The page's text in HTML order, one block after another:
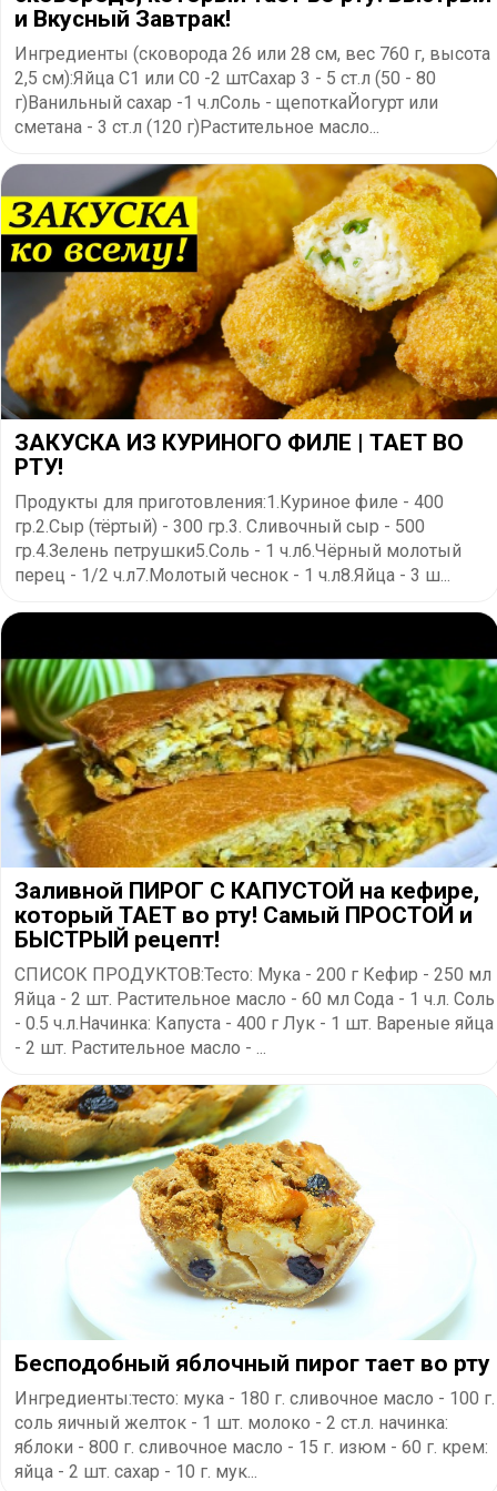
и Вкусный Завтрак!
Ингредиенты (сковорода 26 или 28 см, вес 760 г, высота
2,5 см):Яйца С1 или С0 -2 штСахар 3 - 5 ст.л (50 - 80
г)Ванильный сахар -1 ч.лСоль - щепоткаЙогурт или
сметана - 3 ст.л (120 г)Растительное масло...
ЗАКУСКА ИЗ КУРИНОГО ФИЛЕ | ТАЕТ ВО
РТУ!
Продукты для приготовления:1.Куриное филе - 400
гр.2.Сыр (тёртый) - 300 гр.3. Сливочный сыр - 500
гр.4.Зелень петрушки5.Соль - 1 ч.л6.Чёрный молотый
перец - 1/2 ч.л7.Молотый чеснок - 1 ч.л8.Яйца - 3 ш...
Заливной ПИРОГ С КАПУСТОЙ на кефире,
который ТАЕТ во рту! Самый ПРОСТОЙ и
БЫСТРЫЙ рецепт!
СПИСОК ПРОДУКТОВ:Тесто: Мука - 200 г Кефир - 250 мл
Яйца - 2 шт. Растительное масло - 60 мл Сода - 1 ч.л. Соль
- 0.5 ч.л.Начинка: Капуста - 400 г Лук - 1 шт. Вареные яйца
- 2 шт. Растительное масло - ...
Бесподобный яблочный пирог тает во рту
Ингредиенты:тесто: мука - 180 г. сливочное масло - 100 г.
соль яичный желток - 1 шт. молоко - 2 ст.л. начинка:
яблоки - 800 г. сливочное масло - 15 г. изюм - 60 г. крем:
яйца - 2 шт. сахар - 10 г. мук...